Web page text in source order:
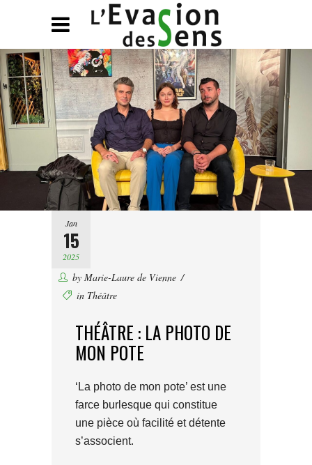
Jan
15
2025
by Marie-Laure de Vienne
in Théâtre
THÉÂTRE : LA PHOTO DE
MON POTE
‘La photo de mon pote’ est une
farce burlesque qui constitue
une pièce où facilité et détente
s’associent.